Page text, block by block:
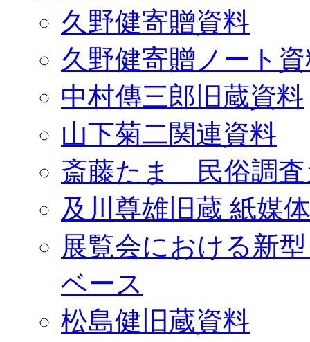
久野健寄贈資料
久野健寄贈ノート
中村傳三郎旧蔵資料
山下菊二関連資料
斎藤たま 民俗調査
及川尊雄旧蔵 紙媒
展覧会における新
ベース
松島健旧蔵資料